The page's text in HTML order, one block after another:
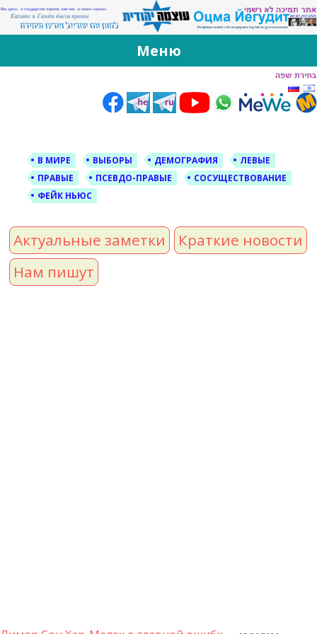
За Оцма Йегудит
עוצמה יהודית ברוסית ובעברית
Меню
В МИРЕ ВЫБОРЫ ДЕМОГРАФИЯ
ЛЕВЫЕ
ПРАВЫЕ
ПСЕВДО-ПРАВЫЕ
СОСУЩЕСТВОВАНИЕ
ФЕЙК НЬЮС
Актуальные заметки
Краткие новости
Нам пишут